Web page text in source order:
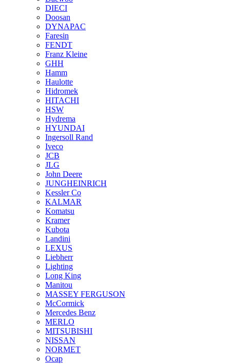
DIECI
Doosan
DYNAPAC
Faresin
FENDT
Franz Kleine
GHH
Hamm
Haulotte
Hidromek
HITACHI
HSW
Hydrema
HYUNDAI
Ingersoll Rand
Iveco
JCB
JLG
John Deere
JUNGHEINRICH
Kessler Co
KALMAR
Komatsu
Kramer
Kubota
Landini
LEXUS
Liebherr
Lighting
Long King
Manitou
MASSEY FERGUSON
McCormick
Mercedes Benz
MERLO
MITSUBISHI
NISSAN
NORMET
Ocap